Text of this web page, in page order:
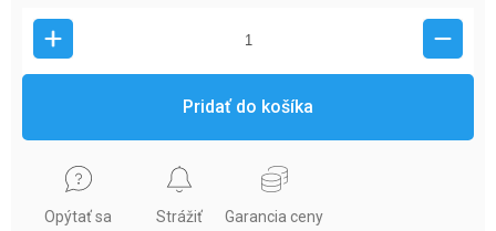
Pridať do košíka
Opýtať sa Strážiť Garancia ceny